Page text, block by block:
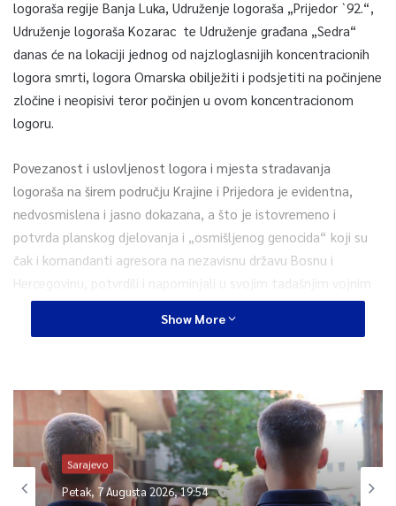
logoraša regije Banja Luka, Udruženje logoraša „Prijedor `92.“,
Udruženje logoraša Kozarac te Udruženje građana „Sedra“
danas će na lokaciji jednog od najzloglasnijih koncentracionih
logora smrti, logora Omarska obilježiti i podsjetiti na počinjene
zločine i neopisivi teror počinjen u ovom koncentracionom
logoru.
Povezanost i uslovljenost logora i mjesta stradavanja
logoraša na širem području Krajine i Prijedora je evidentna,
nedvosmislena i jasno dokazana, a što je istovremeno i
potvrda planskog djelovanja i „osmišljenog genocida“ koji su
čak i komandanti agresora na nezavisnu državu Bosnu i
Hercegovinu, potvrdili i napominjali u svojim tadašnjim vojnim
izvještajima još u počecima realizacije svojih neljudskih zamisli,
navode iz Saveza logoraša BiH.
članicama, stavlja na raspolaganje svim konstruktivnim
snagama našeg društva i prihvata svoju ulogu i poziciju, a od
političkih i drugih vođa tražimo da obećano ispunjavaju, jer
obećano je dug – navodi se u saopćenju.
Show More
Sarajevo
Petak, 7 Augusta 2026, 19:54